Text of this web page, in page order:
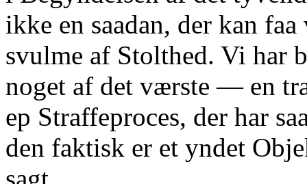
ikke en saadan, der kan
svulme af Stolthed. Vi
noget af det værste — en
ep Straffeproces, der har
den faktisk er et yndet